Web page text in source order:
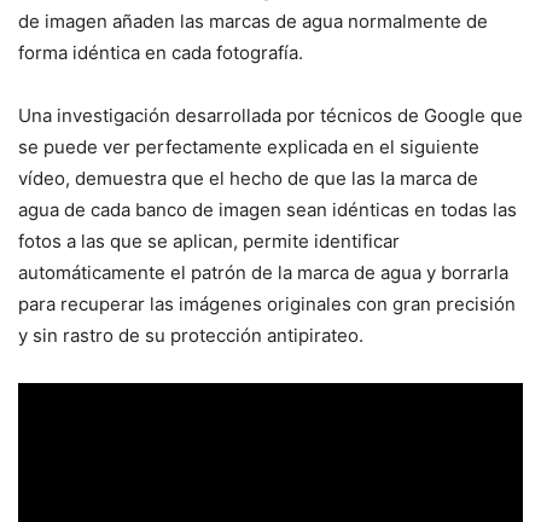
de imagen añaden las marcas de agua normalmente de
forma idéntica en cada fotografía.
Una investigación desarrollada por técnicos de Google que
se puede ver perfectamente explicada en el siguiente
vídeo, demuestra que el hecho de que las la marca de
agua de cada banco de imagen sean idénticas en todas las
fotos a las que se aplican, permite identificar
automáticamente el patrón de la marca de agua y borrarla
para recuperar las imágenes originales con gran precisión
y sin rastro de su protección antipirateo.